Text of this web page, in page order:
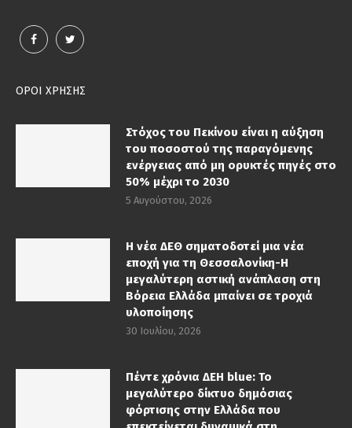
ΟΡΟΙ ΧΡΗΣΗΣ
Στόχος του Πεκίνου είναι η αύξηση
του ποσοστού της παραγόμενης
ενέργειας από μη ορυκτές πηγές στο
50% μέχρι το 2030
5 Αυγούστου, 2026
Η νέα ΔΕΘ σηματοδοτεί μια νέα
εποχή για τη Θεσσαλονίκη-Η
μεγαλύτερη αστική ανάπλαση στη
Βόρεια Ελλάδα μπαίνει σε τροχιά
υλοποίησης
30 Ιουλίου, 2026
Πέντε χρόνια ΔΕΗ blue: Το
μεγαλύτερο δίκτυο δημόσιας
φόρτισης στην Ελλάδα που